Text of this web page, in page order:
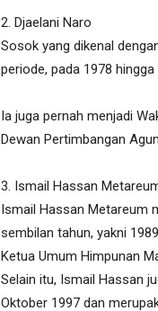
2. Djaelani Naro
Sosok yang dikenal
periode, pada 1978
Ia juga pernah menjadi
Dewan Pertimbangan
3. Ismail Hassan
Ismail Hassan Metareum
sembilan tahun, yakni
Ketua Umum Himpunan
Selain itu, Ismail Hassan
Oktober 1997 dan